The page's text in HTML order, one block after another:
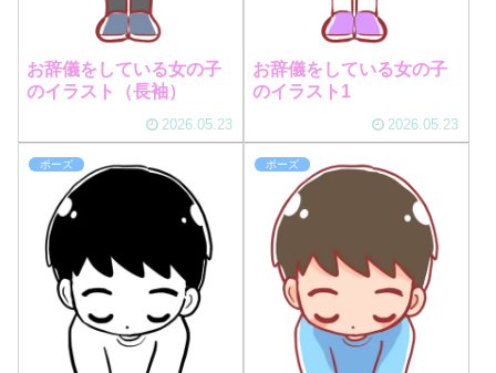
お辞儀をしている女の子
のイラスト（長袖）
2026.05.23
お辞儀をしている女の子
のイラスト1
2026.05.23
ポーズ ポーズ